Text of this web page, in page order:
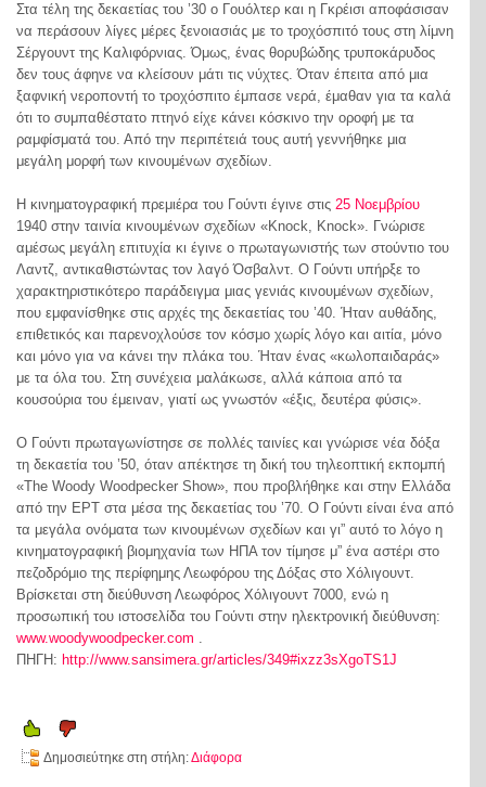
Στα τέλη της δεκαετίας του ’30 ο Γουόλτερ και η Γκρέισι αποφάσισαν
να περάσουν λίγες μέρες ξενοιασιάς με το τροχόσπιτό τους στη λίμνη
Σέργουντ της Καλιφόρνιας. Όμως, ένας θορυβώδης τρυποκάρυδος
δεν τους άφηνε να κλείσουν μάτι τις νύχτες. Όταν έπειτα από μια
ξαφνική νεροποντή το τροχόσπιτο έμπασε νερά, έμαθαν για τα καλά
ότι το συμπαθέστατο πτηνό είχε κάνει κόσκινο την οροφή με τα
ραμφίσματά του. Από την περιπέτειά τους αυτή γεννήθηκε μια
μεγάλη μορφή των κινουμένων σχεδίων.
Η κινηματογραφική πρεμιέρα του Γούντι έγινε στις 25 Νοεμβρίου
1940 στην ταινία κινουμένων σχεδίων «Knock, Knock». Γνώρισε
αμέσως μεγάλη επιτυχία κι έγινε ο πρωταγωνιστής των στούντιο του
Λαντζ, αντικαθιστώντας τον λαγό Όσβαλντ. Ο Γούντι υπήρξε το
χαρακτηριστικότερο παράδειγμα μιας γενιάς κινουμένων σχεδίων,
που εμφανίσθηκε στις αρχές της δεκαετίας του ’40. Ήταν αυθάδης,
επιθετικός και παρενοχλούσε τον κόσμο χωρίς λόγο και αιτία, μόνο
και μόνο για να κάνει την πλάκα του. Ήταν ένας «κωλοπαιδαράς»
με τα όλα του. Στη συνέχεια μαλάκωσε, αλλά κάποια από τα
κουσούρια του έμειναν, γιατί ως γνωστόν «έξις, δευτέρα φύσις».
Ο Γούντι πρωταγωνίστησε σε πολλές ταινίες και γνώρισε νέα δόξα
τη δεκαετία του ’50, όταν απέκτησε τη δική του τηλεοπτική εκπομπή
«The Woody Woodpecker Show», που προβλήθηκε και στην Ελλάδα
από την ΕΡΤ στα μέσα της δεκαετίας του ’70. Ο Γούντι είναι ένα από
τα μεγάλα ονόματα των κινουμένων σχεδίων και γι” αυτό το λόγο η
κινηματογραφική βιομηχανία των ΗΠΑ τον τίμησε μ” ένα αστέρι στο
πεζοδρόμιο της περίφημης Λεωφόρου της Δόξας στο Χόλιγουντ.
Βρίσκεται στη διεύθυνση Λεωφόρος Χόλιγουντ 7000, ενώ η
προσωπική του ιστοσελίδα του Γούντι στην ηλεκτρονική διεύθυνση:
www.woodywoodpecker.com .
ΠΗΓΗ: http://www.sansimera.gr/articles/349#ixzz3sXgoTS1J
Δημοσιεύτηκε στη στήλη:Διάφορα